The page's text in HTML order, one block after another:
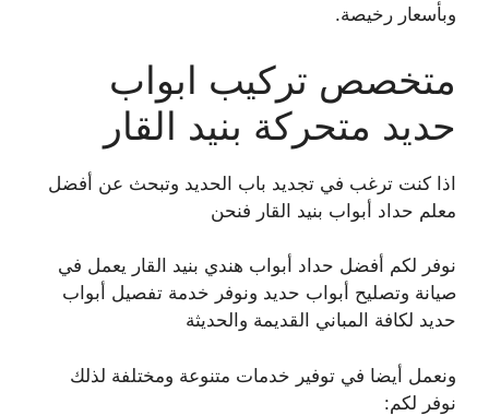
وبأسعار رخيصة.
متخصص تركيب ابواب
حديد متحركة بنيد القار
اذا كنت ترغب في تجديد باب الحديد وتبحث عن أفضل
معلم حداد أبواب بنيد القار فنحن
نوفر لكم أفضل حداد أبواب هندي بنيد القار يعمل في
صيانة وتصليح أبواب حديد ونوفر خدمة تفصيل أبواب
حديد لكافة المباني القديمة والحديثة
ونعمل أيضا في توفير خدمات متنوعة ومختلفة لذلك
نوفر لكم: